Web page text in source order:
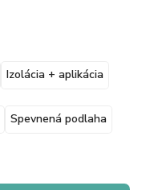
Izolácia + aplikácia
Spevnená podlaha